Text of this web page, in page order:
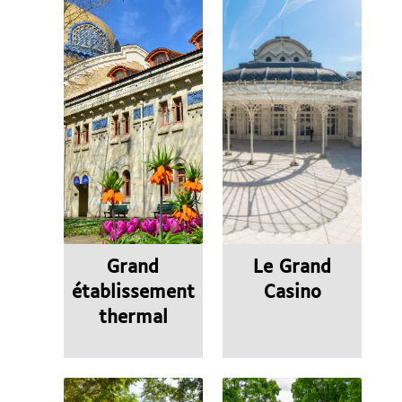
Grand
établissement
thermal
Le Grand
Casino